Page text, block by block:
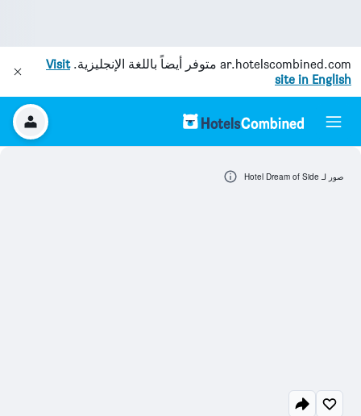
ar.hotelscombined.com متوفر أيضاً باللغة الإنجليزية.Visit
site in English
صور لـ Hotel Dream of Side